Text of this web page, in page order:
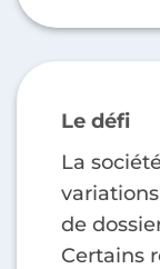
Le défi
La
de
Certains